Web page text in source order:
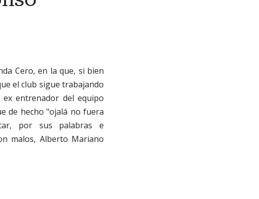
Cero, en la que, si bien
el club sigue trabajando
entrenador del equipo
de hecho "ojalá no fuera
por sus palabras e
malos, Alberto Mariano